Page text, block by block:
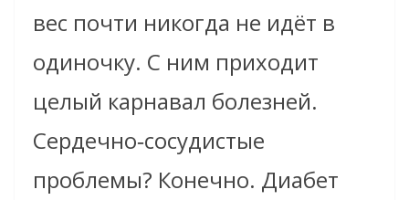
вес почти никогда не идёт в
одиночку. С ним приходит
целый карнавал болезней.
Сердечно‑сосудистые
проблемы? Конечно. Диабет